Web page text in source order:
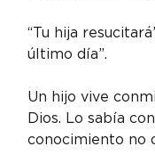
“Tu hija
último día”.
Un hijo vive
Dios. Lo sabía
conocimiento no